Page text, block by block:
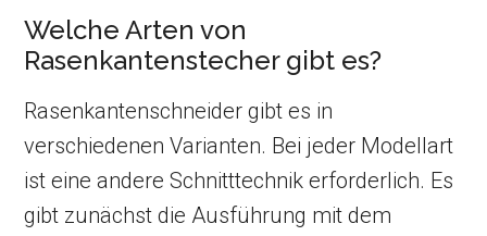
Welche Arten von
Rasenkantenstecher gibt es?
Rasenkantenschneider gibt es in
verschiedenen Varianten. Bei jeder Modellart
ist eine andere Schnitttechnik erforderlich. Es
gibt zunächst die Ausführung mit dem